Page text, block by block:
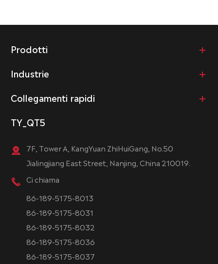
Prodotti
Industrie
Collegamenti rapidi
TY_QT5
7F, Tower A, KangYuan ZhiHuiGang, No.50
Jialingjiang East Street, Nanjing, China 210019.
Ci chiama
86-189-5175-8013
86-189-5175-8031
86-189-5175-8032
86-189-5175-8036
86-189-5175-8037